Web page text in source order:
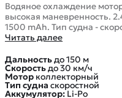
Водяное охлаждение
высокая маневренность.
1500 mAh. Тип судна -
Читать далее
Дальностьдо 150 м
Скоростьдо 30 км/ч
Мотор коллекторный
Тип судна скоростной
Аккумулятор:Li-Po